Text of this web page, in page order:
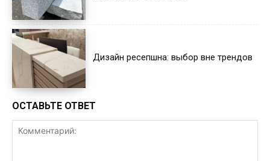
Дизайн ресепшна: выбор вне трендов
ОСТАВЬТЕ ОТВЕТ